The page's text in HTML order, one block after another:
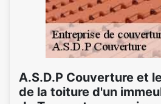
A.S.D.P Couverture et
de la toiture d'un